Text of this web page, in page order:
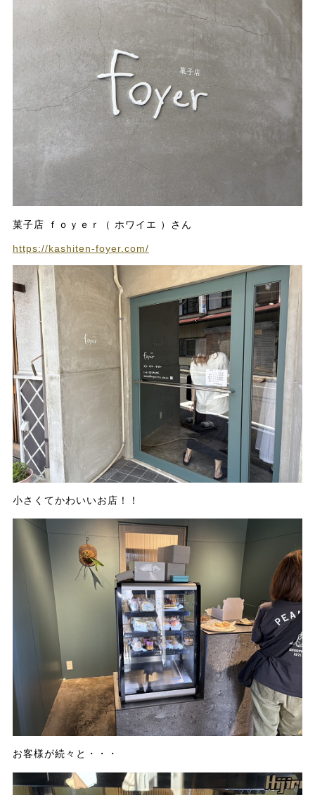
菓子店 ｆｏｙｅｒ（ ホワイエ ）さん
https://kashiten-foyer.com/
小さくてかわいいお店！！
お客様が続々と・・・